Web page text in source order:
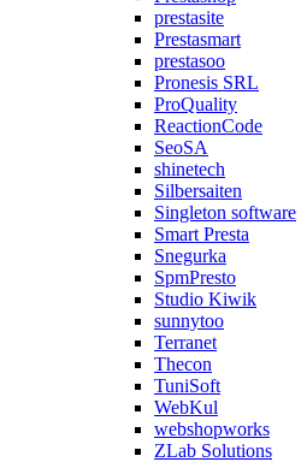
prestasite
Prestasmart
prestasoo
Pronesis SRL
ProQuality
ReactionCode
SeoSA
shinetech
Silbersaiten
Singleton software
Smart Presta
Snegurka
SpmPresto
Studio Kiwik
sunnytoo
Terranet
Thecon
TuniSoft
WebKul
webshopworks
ZLab Solutions